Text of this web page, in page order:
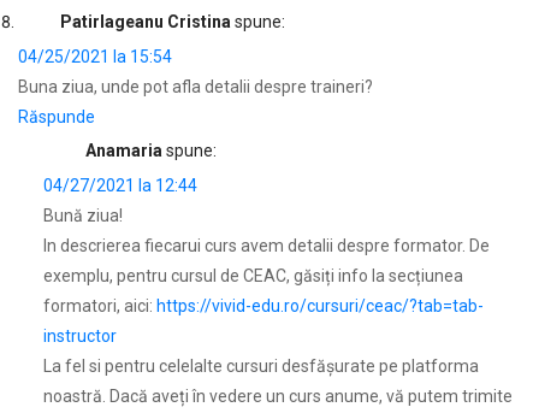
Patirlageanu Cristina spune:
04/25/2021 la 15:54
Buna ziua, unde pot afla detalii despre traineri?
Răspunde
Anamaria spune:
04/27/2021 la 12:44
Bună ziua!
In descrierea fiecarui curs avem detalii despre formator. De
exemplu, pentru cursul de CEAC, găsiți info la secțiunea
formatori, aici: https://vivid-edu.ro/cursuri/ceac/?tab=tab-
instructor
La fel si pentru celelalte cursuri desfășurate pe platforma
noastră. Dacă aveți în vedere un curs anume, vă putem trimite